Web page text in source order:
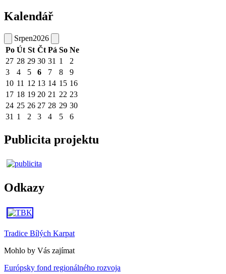
Kalendář
Srpen2026
Po Út St Čt Pá So Ne
27 28 29 30 31 1
2
3
4 5 6 7 8
9
10 11 12 13 14 15 16
17 18 19 20 21 22 23
24 25 26 27 28 29 30
31 1 2 3 4 5 6
Publicita projektu
Odkazy
Tradice Bílých Karpat
Mohlo by Vás zajímat
Európsky fond regionálného rozvoja